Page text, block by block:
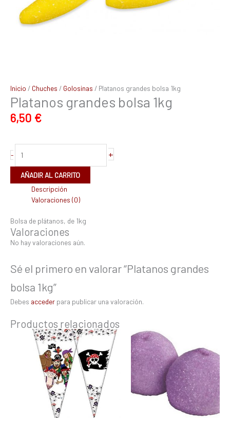
Inicio / Chuches / Golosinas / Platanos grandes bolsa 1kg
Platanos grandes bolsa 1kg
6,50 €
- +
AÑADIR AL CARRITO
Descripción
Valoraciones (0)
Bolsa de plátanos, de 1kg
Valoraciones
No hay valoraciones aún.
Sé el primero en valorar “Platanos grandes
bolsa 1kg”
Debes acceder para publicar una valoración.
Productos relacionados